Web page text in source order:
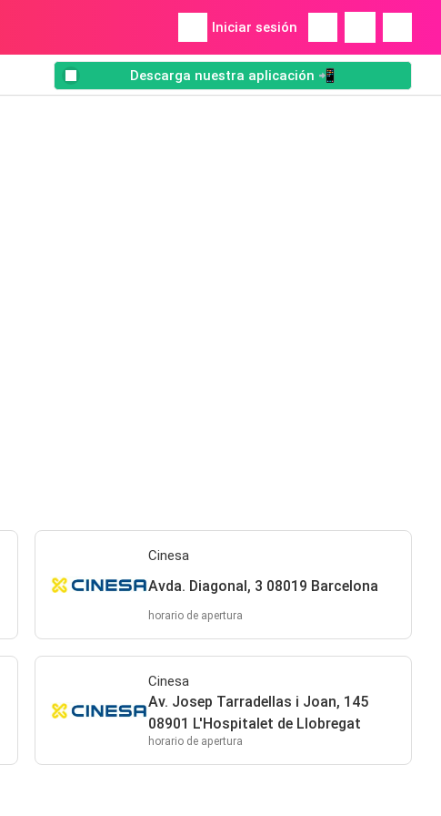
Iniciar sesión
Descarga nuestra aplicación 📲
Cinesa
Avda. Diagonal, 3 08019 Barcelona
horario de apertura
Cinesa
Av. Josep Tarradellas i Joan, 145
08901 L'Hospitalet de Llobregat
horario de apertura